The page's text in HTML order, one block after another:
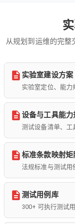
从规划到运维的完整
实验室建设方案
实验室定位、能力
设备与工具能力
测试设备清单、工
标准条款映射矩
法规标准与测试用
测试用例库
300+ 可执行测试